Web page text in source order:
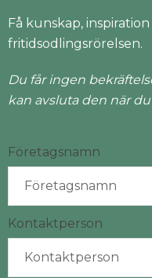
Få kunskap,
fritidsodlingsrörelsen.
Du får ingen
kan avsluta den när
Företagsnamn
Kontaktperson